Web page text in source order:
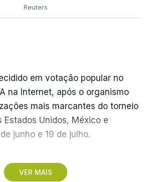
Reuters
VER MAIS
em votação popular no
na Internet, após o organismo
mais marcantes do torneio
Estados Unidos, México e
junho e 19 de julho.
o prémio graças ao
que colocou a bola no ângulo